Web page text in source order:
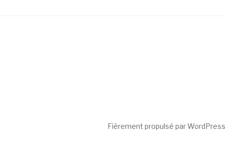
Fièrement propulsé par WordPress